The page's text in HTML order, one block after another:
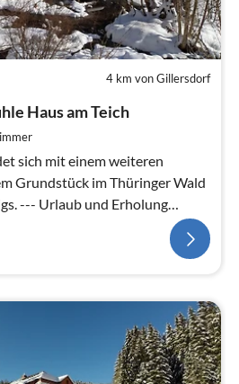
4 km von Gillersdorf
Haus am Teich
sich mit einem weiteren
Grundstück im Thüringer Wald
--- Urlaub und Erholung